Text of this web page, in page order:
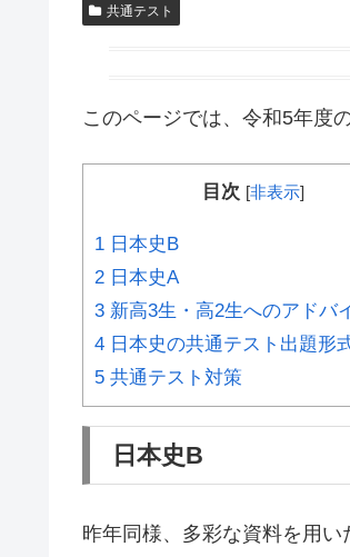
共通テスト
このページでは、令和5年度
目次 [非表示]
1 日本史B
2 日本史A
3 新高3生・高2生へのアドバ
4 日本史の共通テスト出題形
5 共通テスト対策
日本史B
昨年同様、多彩な資料を用